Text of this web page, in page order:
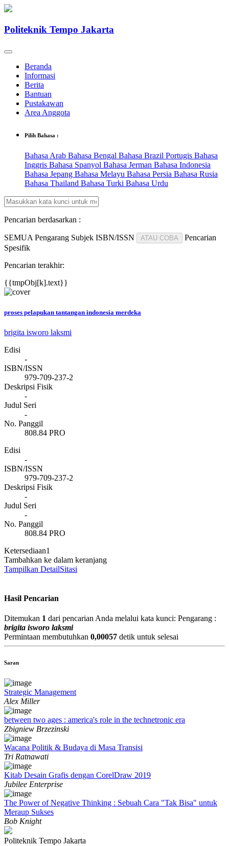
Politeknik Tempo Jakarta
Beranda
Informasi
Berita
Bantuan
Pustakawan
Area Anggota
Pilih Bahasa :
Bahasa Arab Bahasa Bengal Bahasa Brazil Portugis Bahasa
Inggris Bahasa Spanyol Bahasa Jerman Bahasa Indonesia
Bahasa Jepang Bahasa Melayu Bahasa Persia Bahasa Rusia
Bahasa Thailand Bahasa Turki Bahasa Urdu
Pencarian berdasarkan :
SEMUA Pengarang Subjek ISBN/ISSN ATAU COBA
Pencarian
Spesifik
Pencarian terakhir:
{{tmpObj[k].text}}
proses pelapukan tantangan indonesia merdeka
brigita isworo laksmi
Edisi
-
ISBN/ISSN
979-709-237-2
Deskripsi Fisik
-
Judul Seri
-
No. Panggil
808.84 PRO
Edisi
-
ISBN/ISSN
979-709-237-2
Deskripsi Fisik
-
Judul Seri
-
No. Panggil
808.84 PRO
Ketersediaan1
Tambahkan ke dalam keranjang
Tampilkan DetailSitasi
Hasil Pencarian
Ditemukan 1 dari pencarian Anda melalui kata kunci: Pengarang :
brigita isworo laksmi
Permintaan membutuhkan 0,00057 detik untuk selesai
Saran
Strategic Management
Alex Miller
between two ages : america's role in the technetronic era
Zbigniew Brzezinski
Wacana Politik & Budaya di Masa Transisi
Tri Ratnawati
Kitab Desain Grafis dengan CorelDraw 2019
Jubilee Enterprise
The Power of Negative Thinking : Sebuah Cara "Tak Bisa" untuk
Meraup Sukses
Bob Knight
Politeknik Tempo Jakarta